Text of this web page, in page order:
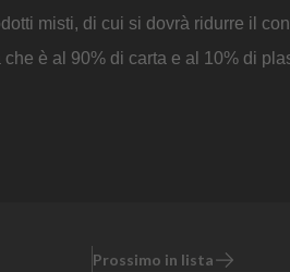
misti, di cui si dovrà ridurre il
è al 90% di carta e al 10% di
Prossimo in lista